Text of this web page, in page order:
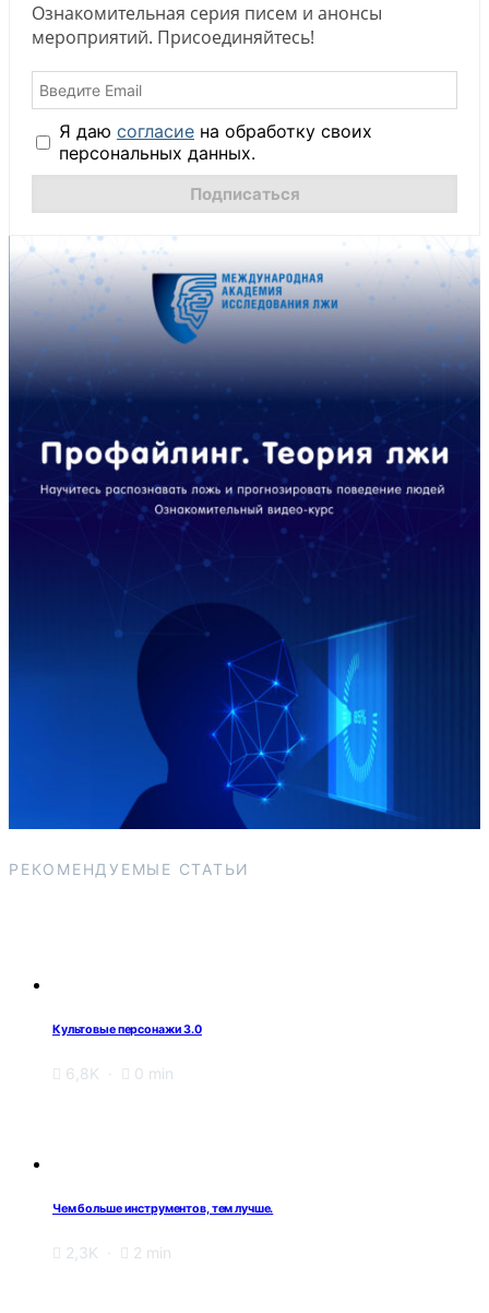
Ознакомительная серия писем и анонсы
мероприятий. Присоединяйтесь!
Я даю согласие на обработку своих
персональных данных.
РЕКОМЕНДУЕМЫЕ СТАТЬИ
Культовые персонажи 3.0
6,8K 0 min
Чем больше инструментов, тем лучше.
2,3K 2 min